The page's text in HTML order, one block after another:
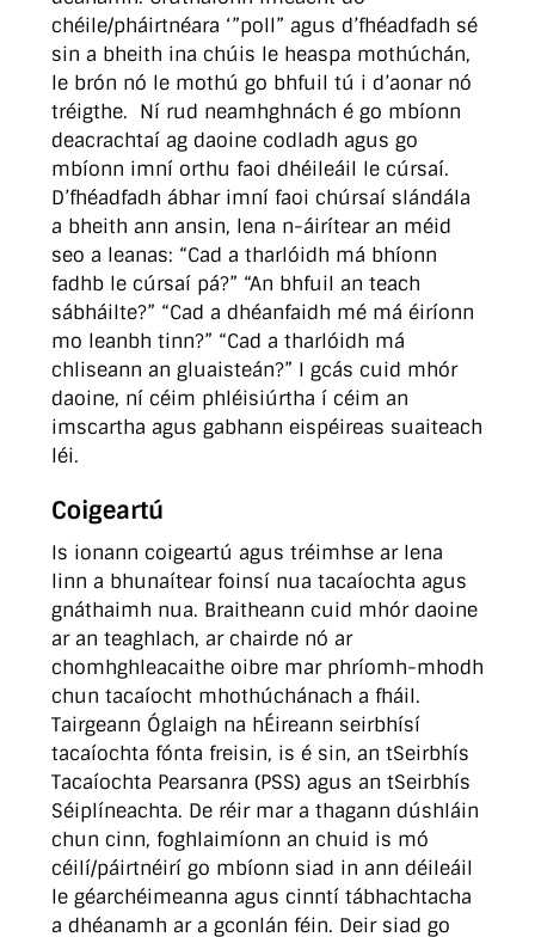
chéile/pháirtnéara ‘”poll” agus d’fhéadfadh sé
sin a bheith ina chúis le heaspa mothúchán,
le brón nó le mothú go bhfuil tú i d’aonar nó
tréigthe. Ní rud neamhghnách é go mbíonn
deacrachtaí ag daoine codladh agus go
mbíonn imní orthu faoi dhéileáil le cúrsaí.
D’fhéadfadh ábhar imní faoi chúrsaí slándála
a bheith ann ansin, lena n-áirítear an méid
seo a leanas: “Cad a tharlóidh má bhíonn
fadhb le cúrsaí pá?” “An bhfuil an teach
sábháilte?” “Cad a dhéanfaidh mé má éiríonn
mo leanbh tinn?” “Cad a tharlóidh má
chliseann an gluaisteán?” I gcás cuid mhór
daoine, ní céim phléisiúrtha í céim an
imscartha agus gabhann eispéireas suaiteach
léi.
Coigeartú
Is ionann coigeartú agus tréimhse ar lena
linn a bhunaítear foinsí nua tacaíochta agus
gnáthaimh nua. Braitheann cuid mhór daoine
ar an teaghlach, ar chairde nó ar
chomhghleacaithe oibre mar phríomh-mhodh
chun tacaíocht mhothúchánach a fháil.
Tairgeann Óglaigh na hÉireann seirbhísí
tacaíochta fónta freisin, is é sin, an tSeirbhís
Tacaíochta Pearsanra (PSS) agus an tSeirbhís
Séiplíneachta. De réir mar a thagann dúshláin
chun cinn, foghlaimíonn an chuid is mó
céilí/páirtnéirí go mbíonn siad in ann déileáil
le géarchéimeanna agus cinntí tábhachtacha
a dhéanamh ar a gconlán féin. Deir siad go